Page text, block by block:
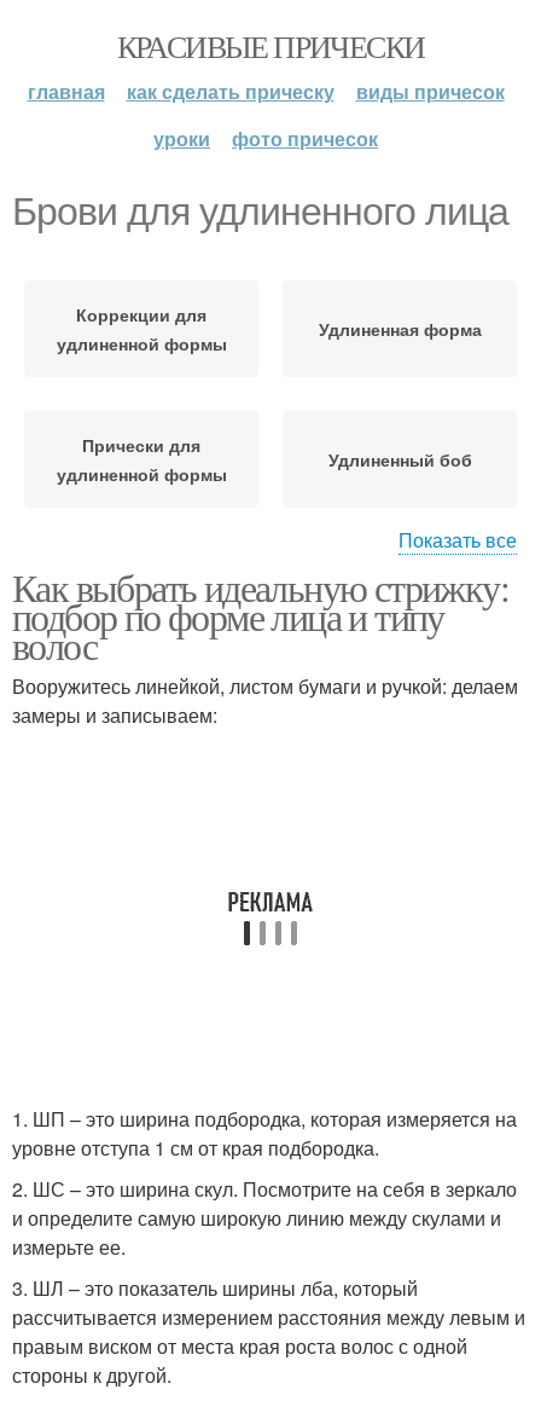
КРАСИВЫЕ ПРИЧЕСКИ
главная как сделать прическу
виды причесок
уроки
фото причесок
Брови для удлиненного лица
Коррекции для
удлиненной формы
Удлиненная форма
Прически для
удлиненной формы
Удлиненный боб
Овальное лицо Квадратное лицо
Круглое лицо
Удлиненная челка
волосы
Лица для подбора
Длинное лицо
Показать все
Как выбрать идеальную стрижку:
подбор по форме лица и типу
волос
Вооружитесь линейкой, листом бумаги и ручкой: делаем
замеры и записываем:
1. ШП – это ширина подбородка, которая измеряется на
уровне отступа 1 см от края подбородка.
2. ШС – это ширина скул. Посмотрите на себя в зеркало
и определите самую широкую линию между скулами и
измерьте ее.
3. ШЛ – это показатель ширины лба, который
рассчитывается измерением расстояния между левым и
правым виском от места края роста волос с одной
стороны к другой.